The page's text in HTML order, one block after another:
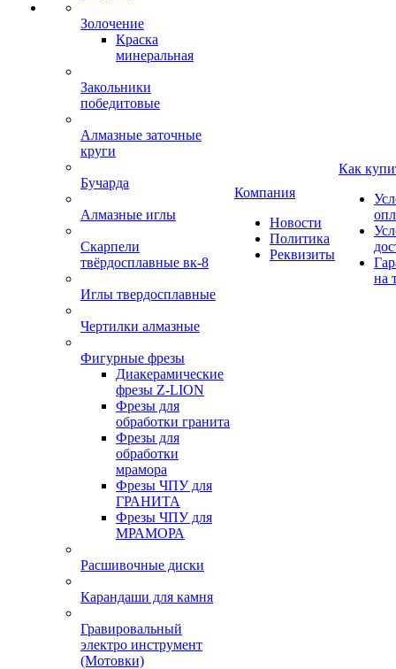
Золочение
Краска
минеральная
Закольники
победитовые
Алмазные заточные
круги
Бучарда
Алмазные иглы
Скарпели
твёрдосплавные вк-8
Иглы твердосплавные
Чертилки алмазные
Фигурные фрезы
Диакерамические
фрезы Z-LION
Фрезы для
обработки гранита
Фрезы для
обработки
мрамора
Фрезы ЧПУ для
ГРАНИТА
Фрезы ЧПУ для
МРАМОРА
Расшивочные диски
Карандаши для камня
Гравировальный
электро инструмент
(Мотовки)
Компания
Новости
Политика
Реквизиты
Как
на